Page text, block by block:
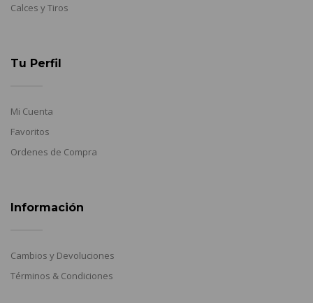
Calces y Tiros
Tu Perfil
Mi Cuenta
Favoritos
Ordenes de Compra
Información
Cambios y Devoluciones
Términos & Condiciones